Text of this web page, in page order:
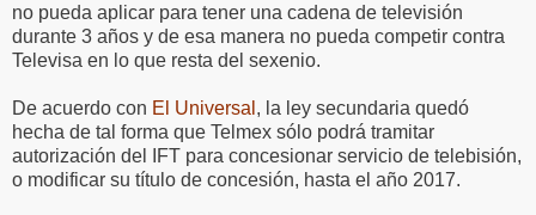
no pueda aplicar para tener una cadena de televisión
durante 3 años y de esa manera no pueda competir contra
Televisa en lo que resta del sexenio.
De acuerdo con El Universal , la ley secundaria quedó
hecha de tal forma que Telmex sólo podrá tramitar
autorización del IFT para concesionar servicio de telebisión,
o modificar su título de concesión, hasta el año 2017.